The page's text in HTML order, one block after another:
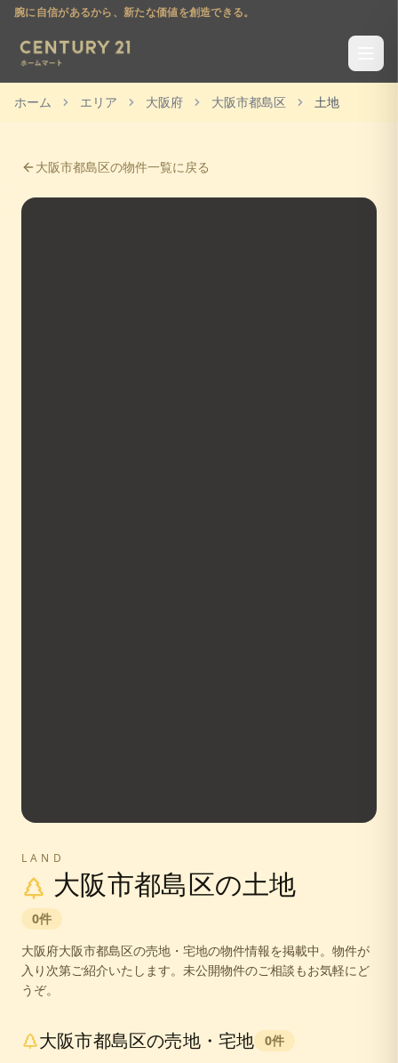
腕に自信があるから、新たな価値を創造できる。
ホーム エリア 大阪府 大阪市都島区 土地
大阪市都島区の物件一覧に戻る
LAND
大阪市都島区の土地
0件
大阪府大阪市都島区の売地・宅地の物件情報を掲載中。 物件が
入り次第ご紹介いたします。未公開物件のご相談もお気軽にど
うぞ。
大阪市都島区の売地・宅地 0件